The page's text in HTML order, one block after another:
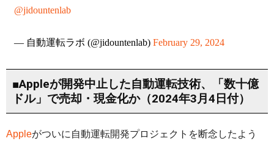
@jidountenlab
— 自動運転ラボ (@jidountenlab) February 29, 2024
■Appleが開発中止した自動運転技術、「数十億
ドル」で売却・現金化か（2024年3月4日付）
Appleがついに自動運転開発プロジェクトを断念したよう